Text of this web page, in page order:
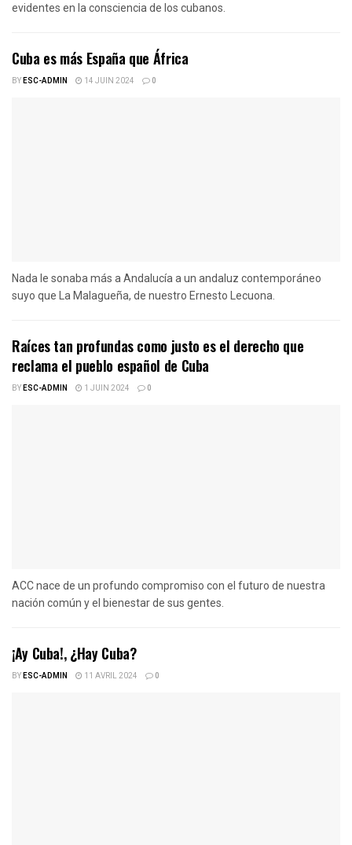
evidentes en la consciencia de los cubanos.
Cuba es más España que África
BYESC-ADMIN 14 JUIN 2024 0
Nada le sonaba más a Andalucía a un andaluz contemporáneo
suyo que La Malagueña, de nuestro Ernesto Lecuona.
Raíces tan profundas como justo es el derecho que
reclama el pueblo español de Cuba
BYESC-ADMIN 1 JUIN 2024 0
ACC nace de un profundo compromiso con el futuro de nuestra
nación común y el bienestar de sus gentes.
¡Ay Cuba!, ¿Hay Cuba?
BYESC-ADMIN 11 AVRIL 2024 0